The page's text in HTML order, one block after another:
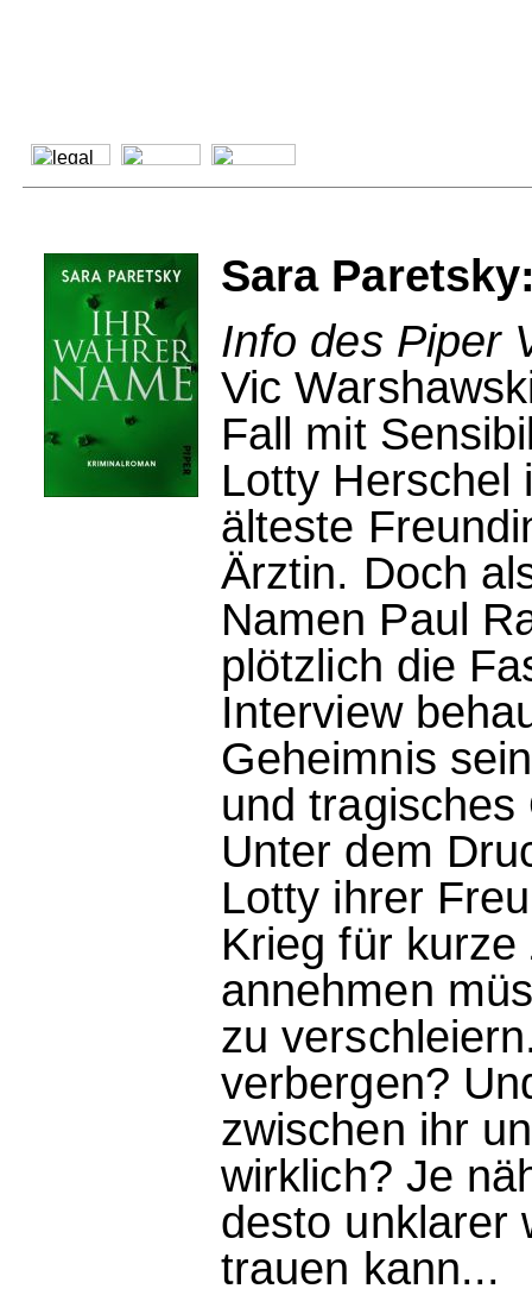
Sara
Info des Piper
Vic
Fall mit
Lotty Herschel
älteste
Ärztin. Doch
Namen Paul
plötzlich die
Interview
Geheimnis
und
Unter dem
Lotty ihrer
Krieg für
annehmen
zu
verbergen?
zwischen ihr
wirklich? Je
desto unklarer
trauen kann...